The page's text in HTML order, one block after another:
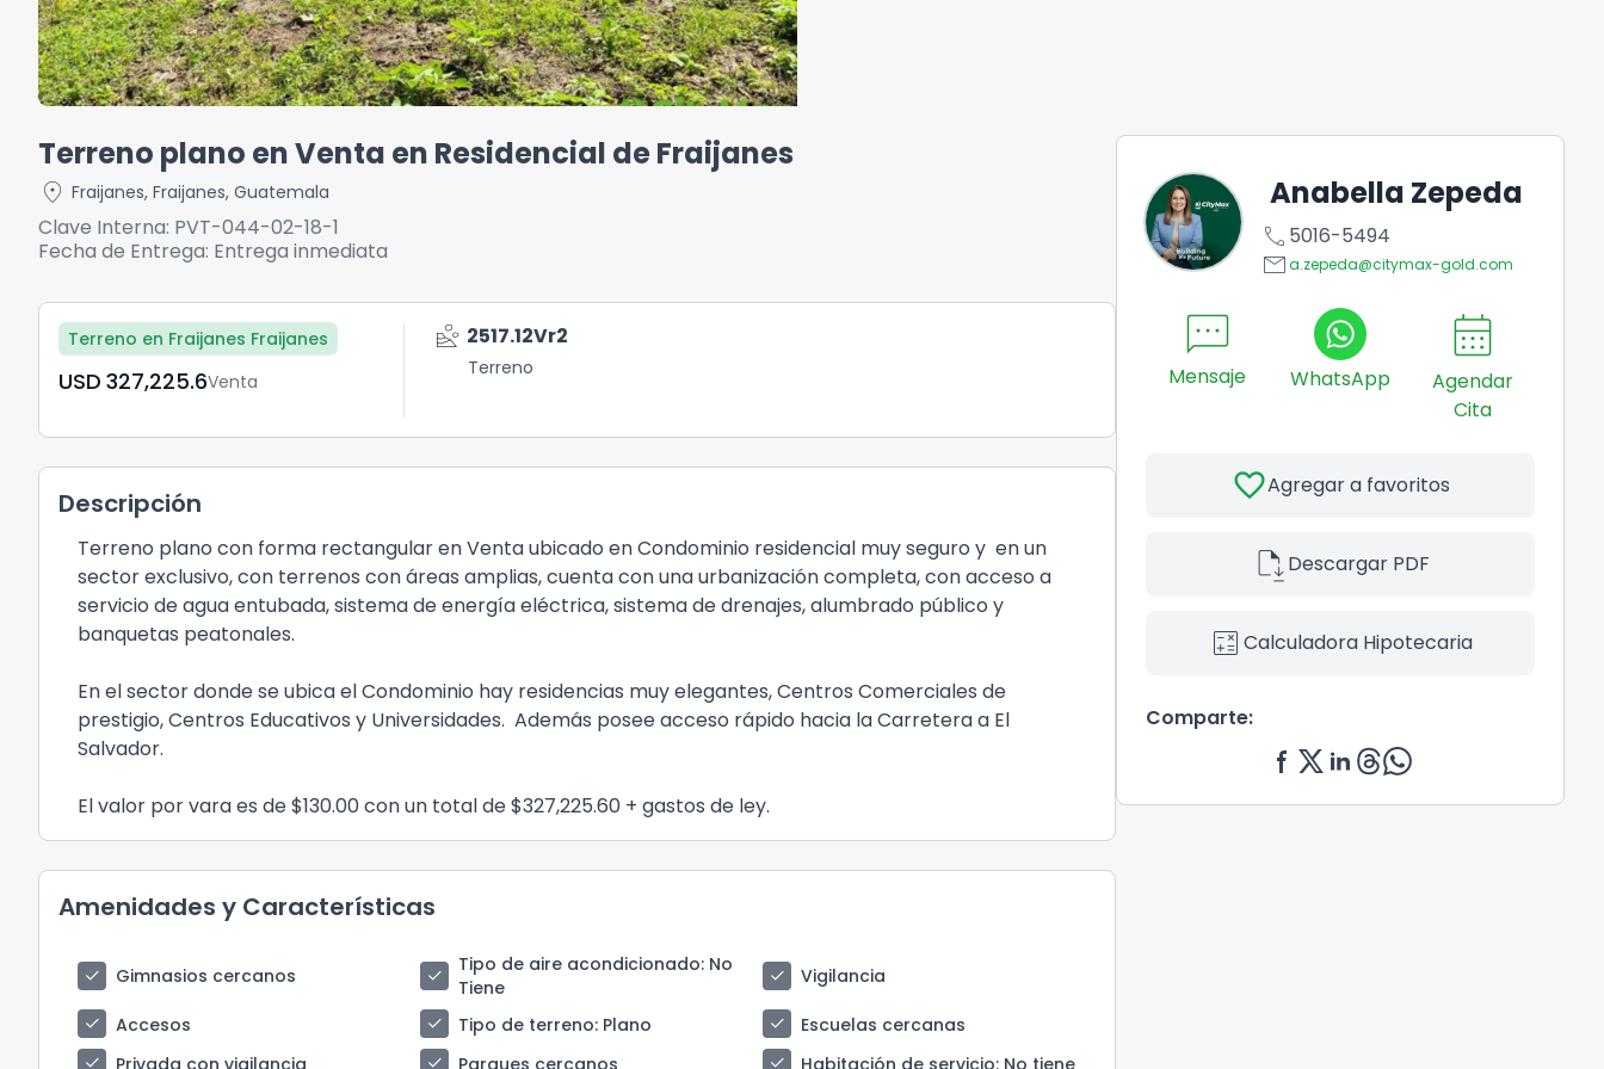
Terreno plano en Venta en Residencial de Fraijanes
location_on Fraijanes, Fraijanes, Guatemala
Clave Interna: PVT-044-02-18-1
Fecha de Entrega: Entrega inmediata
Terreno en Fraijanes Fraijanes
USD	327,225.6Venta
landslide 2517.12Vr2
Terreno
Descripción
Terreno plano con forma rectangular en Venta ubicado en Condominio residencial muy seguro y en un
sector exclusivo, con terrenos con áreas amplias, cuenta con una urbanización completa, con acceso a
servicio de agua entubada, sistema de energía eléctrica, sistema de drenajes, alumbrado público y
banquetas peatonales.
En el sector donde se ubica el Condominio hay residencias muy elegantes, Centros Comerciales de
prestigio, Centros Educativos y Universidades. Además posee acceso rápido hacia la Carretera a El
Salvador.
El valor por vara es de $130.00 con un total de $327,225.60 + gastos de ley.
Amenidades y Características
check Gimnasios cercanos check Tipo de aire acondicionado: No
Tiene
check
Vigilancia
check
Accesos check Tipo de terreno: Plano check
Escuelas cercanas
check
Privada con vigilancia check Parques cercanos check Habitación de servicio: No tiene
Anabella Zepeda
call 5016-5494
emaila.zepeda@citymax-gold.com
sms
Mensaje WhatsApp
calendar_month
Agendar
Cita
favoriteAgregar a favoritos
file_saveDescargar PDF
calculate Calculadora Hipotecaria
Comparte: